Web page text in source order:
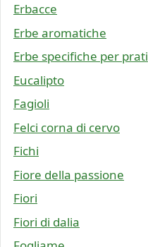
Erbacce
Erbe aromatiche
Erbe specifiche per prati
Eucalipto
Fagioli
Felci corna di cervo
Fichi
Fiore della passione
Fiori
Fiori di dalia